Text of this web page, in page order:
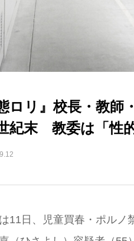
ロリ』校長・教
紀末 教委は「性
11日、児童買春・ポルノ